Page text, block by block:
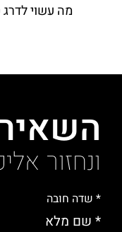
מה עשוי לדרג
ונחזור
* שדה חובה
* שם מלא